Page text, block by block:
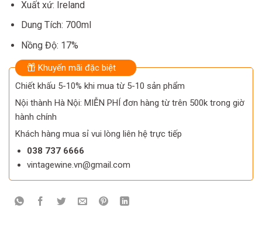
Xuất xứ: Ireland
Dung Tích: 700ml
Nồng Độ: 17%
Khuyến mãi đặc biệt
Chiết khấu 5-10% khi mua từ 5-10 sản phẩm
Nội thành Hà Nội: MIỄN PHÍ đơn hàng từ trên 500k trong giờ
hành chính
Khách hàng mua sỉ vui lòng liên hệ trực tiếp
038 737 6666
vintagewine.vn@gmail.com